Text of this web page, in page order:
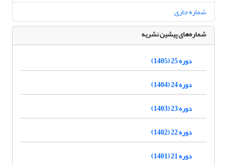
شماره جاری
شماره‌های پیشین نشریه
دوره 25 (1405)
دوره 24 (1404)
دوره 23 (1403)
دوره 22 (1402)
دوره 21 (1401)